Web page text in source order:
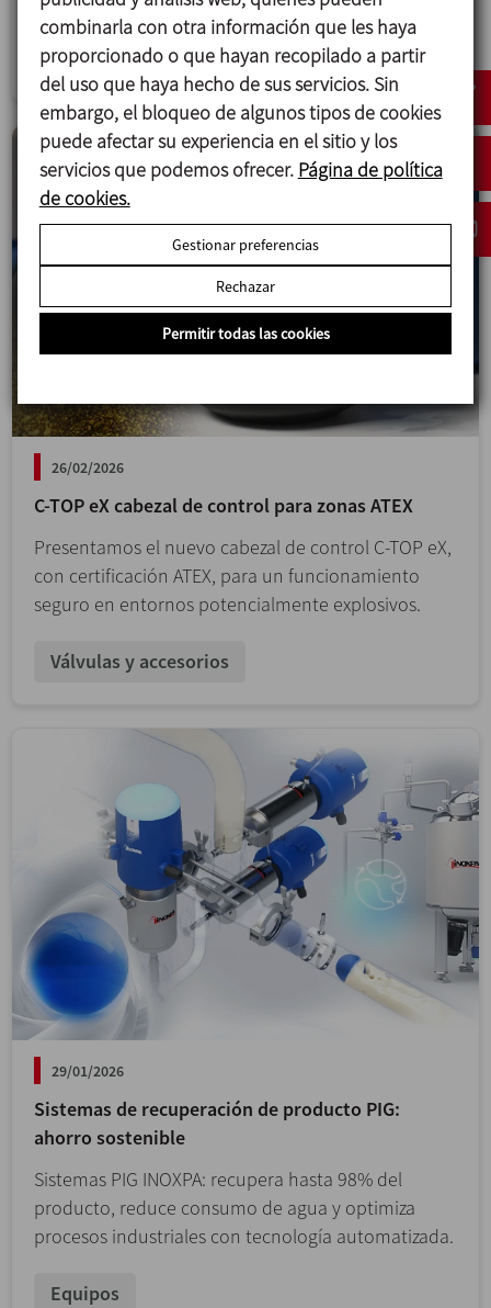
Mezcla
26/02/2026
C-TOP eX cabezal de control para zonas ATEX
Presentamos el nuevo cabezal de control C-TOP eX,
con certificación ATEX, para un funcionamiento
seguro en entornos potencialmente explosivos.
Válvulas y accesorios
29/01/2026
Sistemas de recuperación de producto PIG:
ahorro sostenible
Sistemas PIG INOXPA: recupera hasta 98% del
producto, reduce consumo de agua y optimiza
procesos industriales con tecnología automatizada.
Equipos
combinarla con otra información que les haya
proporcionado o que hayan recopilado a partir
del uso que haya hecho de sus servicios. Sin
embargo, el bloqueo de algunos tipos de cookies
puede afectar su experiencia en el sitio y los
servicios que podemos ofrecer. Página de política
de cookies.
Gestionar preferencias
Rechazar
Permitir todas las cookies